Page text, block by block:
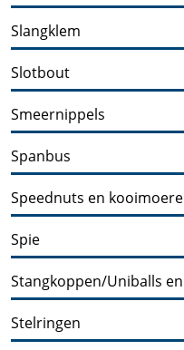
Slangklem
Slotbout
Smeernippels
Spanbus
Speednuts en
Spie
Stangkoppen/Uniballs
Stelringen